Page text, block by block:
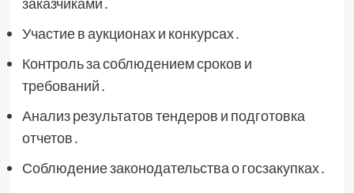
Участие в аукционах и конкурсах․
Контроль за соблюдением сроков и
требований․
Анализ результатов тендеров и подготовка
отчетов․
Соблюдение законодательства о госзакупках․